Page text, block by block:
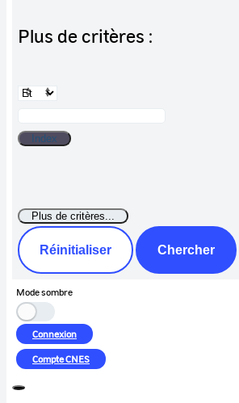
Plus de critères :
Réinitialiser Chercher
Mode sombre
Connexion
CompteCNES